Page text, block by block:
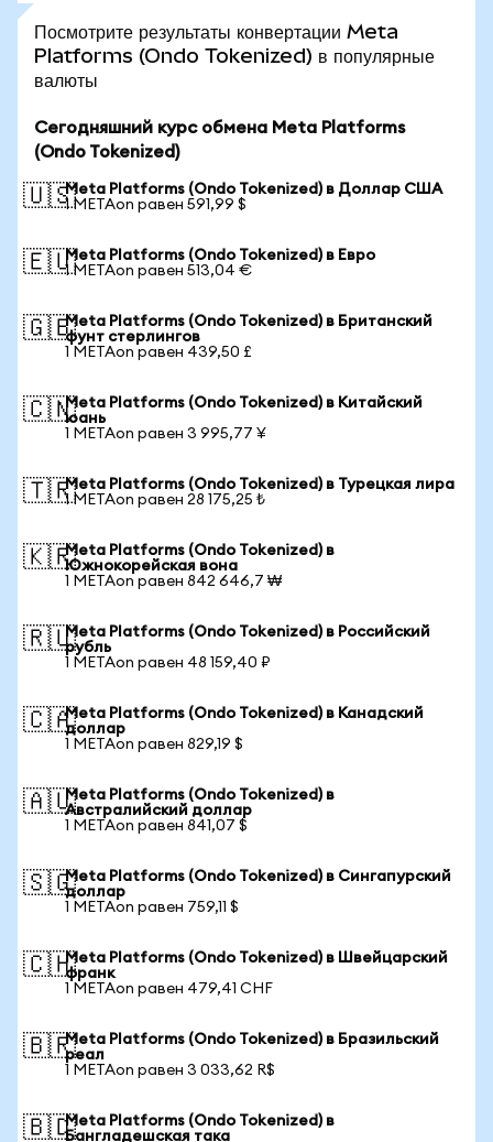
Посмотрите результаты конвертации Meta
Platforms (Ondo Tokenized) в популярные
валюты
Сегодняшний курс обмена Meta Platforms
(Ondo Tokenized)
🇺🇸Meta Platforms (Ondo Tokenized) в Доллар США
1 METAon равен 591,99 $
🇪🇺Meta Platforms (Ondo Tokenized) в Евро
1 METAon равен 513,04 €
🇬🇧Meta Platforms (Ondo Tokenized) в Британский
фунт стерлингов
1 METAon равен 439,50 £
🇨🇳Meta Platforms (Ondo Tokenized) в Китайский
юань
1 METAon равен 3 995,77 ¥
🇹🇷Meta Platforms (Ondo Tokenized) в Турецкая лира
1 METAon равен 28 175,25 ₺
🇰🇷Meta Platforms (Ondo Tokenized) в
Южнокорейская вона
1 METAon равен 842 646,7 ₩
🇷🇺Meta Platforms (Ondo Tokenized) в Российский
рубль
1 METAon равен 48 159,40 ₽
🇨🇦Meta Platforms (Ondo Tokenized) в Канадский
доллар
1 METAon равен 829,19 $
🇦🇺Meta Platforms (Ondo Tokenized) в
Австралийский доллар
1 METAon равен 841,07 $
🇸🇬Meta Platforms (Ondo Tokenized) в Сингапурский
доллар
1 METAon равен 759,11 $
🇨🇭Meta Platforms (Ondo Tokenized) в Швейцарский
франк
1 METAon равен 479,41 CHF
🇧🇷Meta Platforms (Ondo Tokenized) в Бразильский
реал
1 METAon равен 3 033,62 R$
🇧🇩Meta Platforms (Ondo Tokenized) в
Бангладешская така